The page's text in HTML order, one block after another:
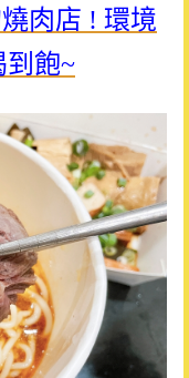
肉店 ! 環境
到飽~